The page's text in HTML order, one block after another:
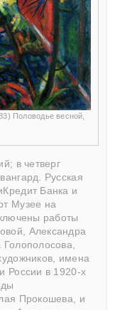
Половодье весной,
в четверг
Русская
Банка и
Музее на
работы
Александра
имена
России в 1920-х
Прокошева, и